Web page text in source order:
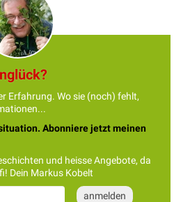
Erfahrung. Wo sie (noch) fehlt,
Abonniere jetzt meinen
und heisse Angebote, da
Dein Markus Kobelt